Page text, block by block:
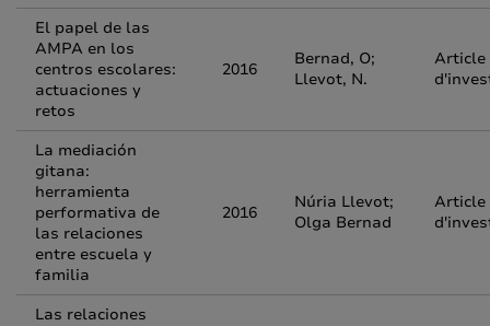
El papel de las
AMPA en los
centros escolares:
actuaciones y
retos
2016
Bernad, O;
Llevot, N.
Article
La mediación
gitana:
herramienta
performativa de
las relaciones
entre escuela y
familia
2016
Núria Llevot;
Olga Bernad
Article
Las relaciones